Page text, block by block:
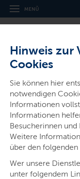
Hinweis zur
Cookies
Sie können hier
notwendigen
Informationen
Informationen
Besucherinnen und
Weitere
über den folgenden
Wer unsere
unter folgendem
MENÜ
Aktuelle
Livestream.
LETZTE AKTUALISIERUNG:
Inhalte dieser